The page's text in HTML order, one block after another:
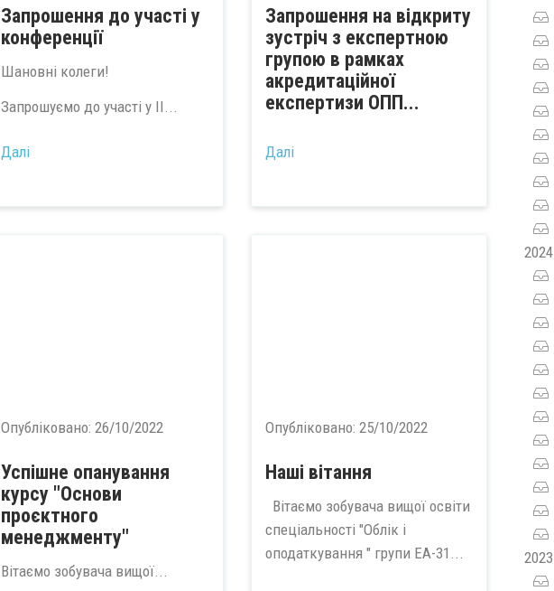
Запрошення до участі у
конференції
Шановні колеги!
Запрошуємо до участі у ІІ...
Далі
Запрошення на відкриту
зустріч з експертною
групою в рамках
акредитаційної
експертизи ОПП...
Далі
Опубліковано:26/10/2022
Успішне опанування
курсу "Основи
проєктного
менеджменту"
Вітаємо зобувача вищої...
Опубліковано: 25/10/2022
Наші вітання
Вітаємо зобувача вищої освіти
спеціальності "Облік і
оподаткування " групи ЕА-31...
2024
2023